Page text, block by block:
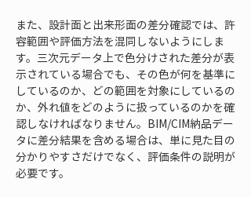
また、設計面と出来形面の差分確認では、許
容範囲や評価方法を混同しないようにしま
す。三次元データ上で色分けされた差分が表
示されている場合でも、その色が何を基準に
しているのか、どの範囲を対象にしているの
か、外れ値をどのように扱っているのかを確
認しなければなりません。BIM/CIM納品デー
タに差分結果を含める場合は、単に見た目の
分かりやすさだけでなく、評価条件の説明が
必要です。